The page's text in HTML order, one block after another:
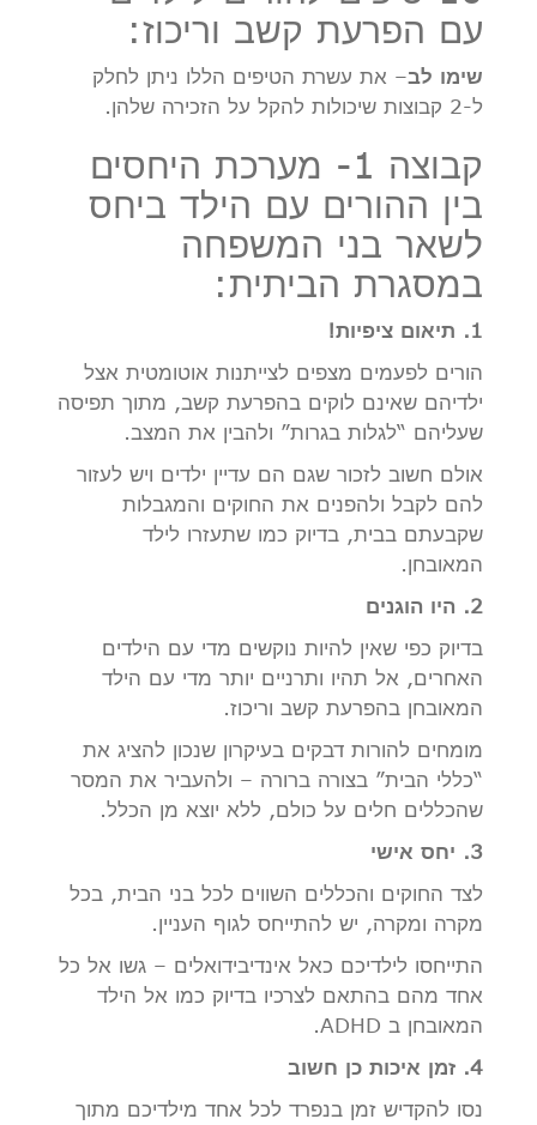
עם הפרעת קשב וריכוז:
שימו לב– את עשרת הטיפים הללו ניתן לחלק
ל-2 קבוצות שיכולות להקל על הזכירה שלהן.
קבוצה 1- מערכת היחסים
בין ההורים עם הילד ביחס
לשאר בני המשפחה
במסגרת הביתית:
1. תיאום ציפיות!
הורים לפעמים מצפים לצייתנות אוטומטית אצל
ילדיהם שאינם לוקים בהפרעת קשב, מתוך תפיסה
שעליהם “לגלות בגרות” ולהבין את המצב.
אולם חשוב לזכור שגם הם עדיין ילדים ויש לעזור
להם לקבל ולהפנים את החוקים והמגבלות
שקבעתם בבית, בדיוק כמו שתעזרו לילד
המאובחן.
2. היו הוגנים
בדיוק כפי שאין להיות נוקשים מדי עם הילדים
האחרים, אל תהיו ותרניים יותר מדי עם הילד
המאובחן בהפרעת קשב וריכוז.
מומחים להורות דבקים בעיקרון שנכון להציג את
“כללי הבית” בצורה ברורה – ולהעביר את המסר
שהכללים חלים על כולם, ללא יוצא מן הכלל.
3. יחס אישי
לצד החוקים והכללים השווים לכל בני הבית, בכל
מקרה ומקרה, יש להתייחס לגוף העניין.
התייחסו לילדיכם כאל אינדיבידואלים – גשו אל כל
אחד מהם בהתאם לצרכיו בדיוק כמו אל הילד
המאובחן ב ADHD.
4. זמן איכות כן חשוב
נסו להקדיש זמן בנפרד לכל אחד מילדיכם מתוך